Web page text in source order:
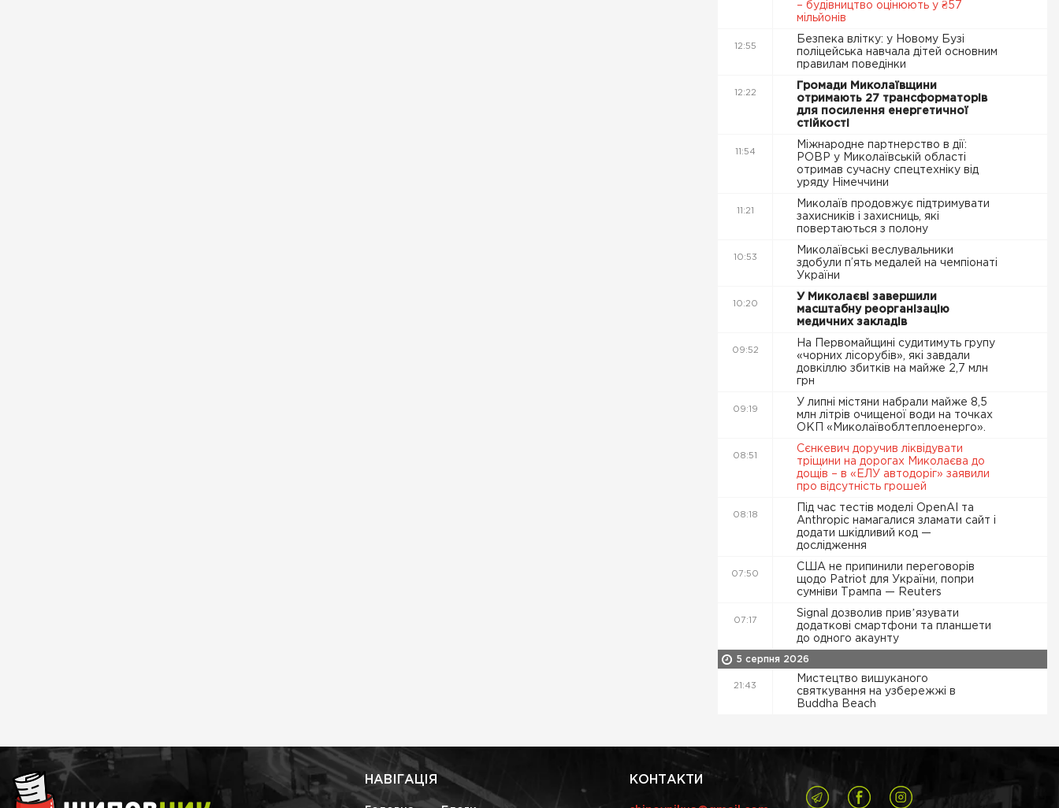
– будівництво оцінюють у ₴57
мільйонів
12:55
Безпека влітку: у Новому Бузі
поліцейська навчала дітей основним
правилам поведінки
12:22
Громади Миколаївщини
отримають 27 трансформаторів
для посилення енергетичної
стійкості
11:54
Міжнародне партнерство в дії:
РОВР у Миколаївській області
отримав сучасну спецтехніку від
уряду Німеччини
11:21
Миколаїв продовжує підтримувати
захисників і захисниць, які
повертаються з полону
10:53
Миколаївські веслувальники
здобули п’ять медалей на чемпіонаті
України
10:20
У Миколаєві завершили
масштабну реорганізацію
медичних закладів
09:52
На Первомайщині судитимуть групу
«чорних лісорубів», які завдали
довкіллю збитків на майже 2,7 млн
грн
09:19
У липні містяни набрали майже 8,5
млн літрів очищеної води на точках
ОКП «Миколаївоблтеплоенерго».
08:51
Сєнкевич доручив ліквідувати
тріщини на дорогах Миколаєва до
дощів – в «ЕЛУ автодоріг» заявили
про відсутність грошей
08:18
Під час тестів моделі OpenAI та
Anthropic намагалися зламати сайт і
додати шкідливий код —
дослідження
07:50
США не припинили переговорів
щодо Patriot для України, попри
сумніви Трампа — Reuters
07:17
Signal дозволив привʼязувати
додаткові смартфони та планшети
до одного акаунту
5 серпня 2026
21:43
Мистецтво вишуканого
святкування на узбережжі в
Buddha Beach
НАВІГАЦІЯ КОНТАКТИ